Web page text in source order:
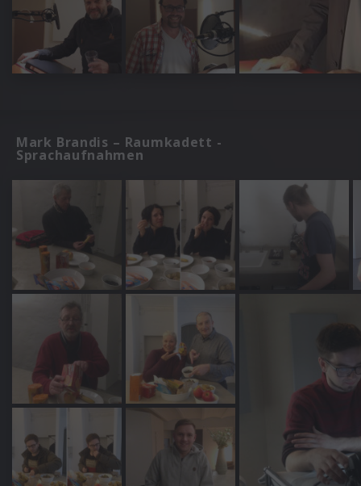
Mark Brandis – Raumkadett -
Sprachaufnahmen